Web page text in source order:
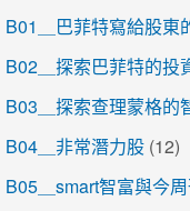
B01＿巴菲特寫給股東
B02＿探索巴菲特的投
B03＿探索查理蒙格的
B04＿非常潛力股 (12)
B05＿smart智富與今